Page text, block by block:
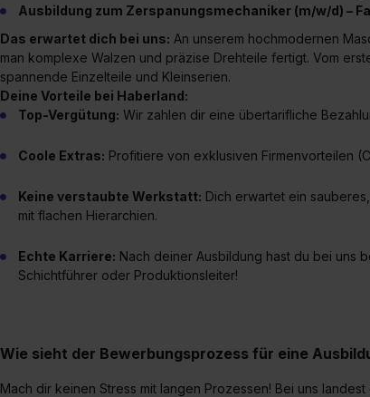
Ausbildung zum Zerspanungsmechaniker (m/w/d) –
Das erwartet dich bei uns: An unserem hochmodernen
man komplexe Walzen und präzise Drehteile fertigt. Vom
spannende Einzelteile und Kleinserien.
Deine Vorteile bei Haberland:
Top-Vergütung: Wir zahlen dir eine übertarifliche
Coole Extras: Profitiere von exklusiven Firmenvorteilen
Keine verstaubte Werkstatt: Dich erwartet ein
mit flachen Hierarchien.
Echte Karriere: Nach deiner Ausbildung hast du bei uns
Schichtführer oder Produktionsleiter!
Wie sieht der Bewerbungsprozess für eine
Mach dir keinen Stress mit langen Prozessen! Bei uns